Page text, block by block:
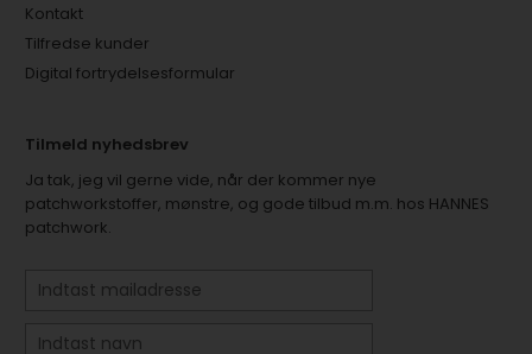
Kontakt
Tilfredse kunder
Digital fortrydelsesformular
Tilmeld nyhedsbrev
Ja tak, jeg vil gerne vide, når der kommer nye
patchworkstoffer, mønstre, og gode tilbud m.m. hos HANNES
patchwork.